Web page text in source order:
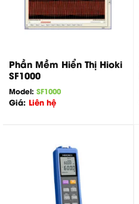
Phần Mềm Hiển Thị Hioki
SF1000
Model: SF1000
Giá: Liên hệ